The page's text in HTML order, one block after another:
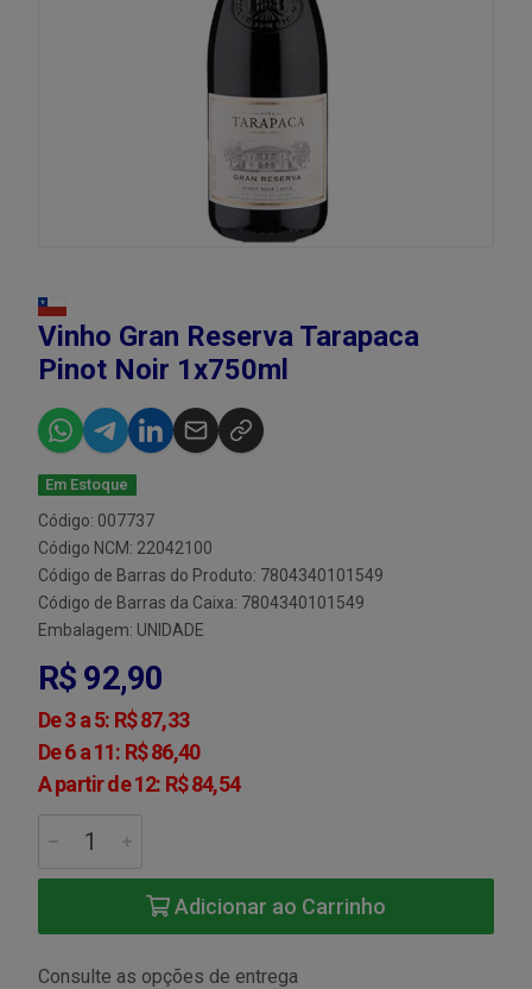
Vinho Gran Reserva Tarapaca
Pinot Noir 1x750ml
Em Estoque
Código: 007737
Código NCM: 22042100
Código de Barras do Produto: 7804340101549
Código de Barras da Caixa: 7804340101549
Embalagem: UNIDADE
R$ 92,90
De 3 a 5: R$ 87,33
De 6 a 11: R$ 86,40
A partir de 12: R$ 84,54
Adicionar ao Carrinho
Consulte as opções de entrega